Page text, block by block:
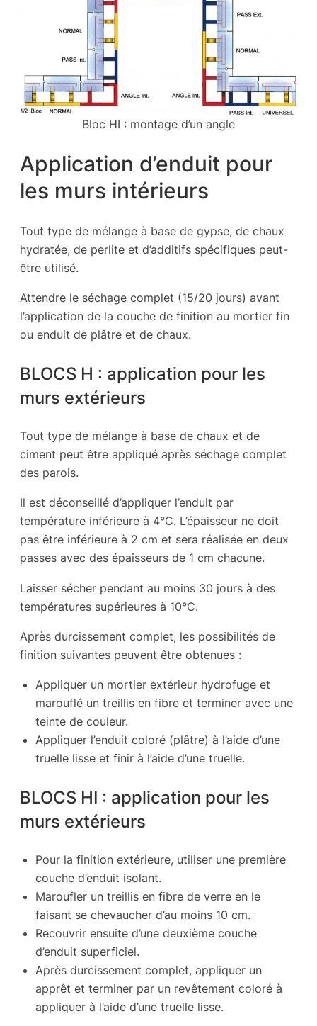
Bloc HI : montage d’un angle
Application d’enduit pour
les murs intérieurs
Tout type de mélange à base de gypse, de chaux
hydratée, de perlite et d’additifs spécifiques peut-
être utilisé.
Attendre le séchage complet (15/20 jours) avant
l’application de la couche de finition au mortier fin
ou enduit de plâtre et de chaux.
BLOCS H : application pour les
murs extérieurs
Tout type de mélange à base de chaux et de
ciment peut être appliqué après séchage complet
des parois.
Il est déconseillé d’appliquer l’enduit par
température inférieure à 4°C. L’épaisseur ne doit
pas être inférieure à 2 cm et sera réalisée en deux
passes avec des épaisseurs de 1 cm chacune.
Laisser sécher pendant au moins 30 jours à des
températures supérieures à 10°C.
Après durcissement complet, les possibilités de
finition suivantes peuvent être obtenues :
Appliquer un mortier extérieur hydrofuge et
marouflé un treillis en fibre et terminer avec une
teinte de couleur.
Appliquer l’enduit coloré (plâtre) à l’aide d’une
truelle lisse et finir à l’aide d’une truelle.
BLOCS HI : application pour les
murs extérieurs
Pour la finition extérieure, utiliser une première
couche d’enduit isolant.
Maroufler un treillis en fibre de verre en le
faisant se chevaucher d’au moins 10 cm.
Recouvrir ensuite d’une deuxième couche
d’enduit superficiel.
Après durcissement complet, appliquer un
apprêt et terminer par un revêtement coloré à
appliquer à l’aide d’une truelle lisse.